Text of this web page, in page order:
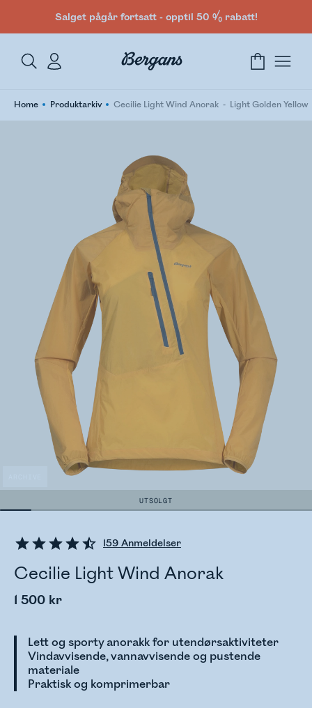
Salget pågår fortsatt - opptil 50 % rabatt!
Home Produktarkiv Cecilie Light Wind Anorak Light Golden Yellow
UTSOLGT
159 Anmeldelser
Cecilie Light Wind Anorak
1 500 kr
Lett og sporty anorakk for utendørsaktiviteter
Vindavvisende, vannavvisende og pustende
materiale
Praktisk og komprimerbar